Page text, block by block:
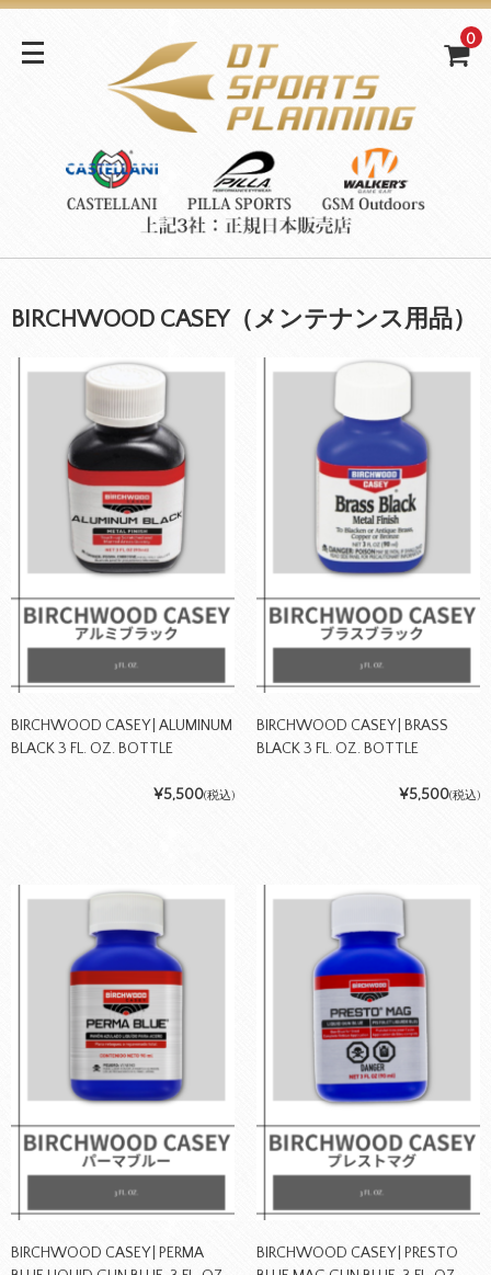
0
BIRCHWOOD CASEY（メンテナンス用品）
BIRCHWOOD CASEY | ALUMINUM
BLACK 3 FL. OZ. BOTTLE
¥5,500(税込)
BIRCHWOOD CASEY | BRASS
BLACK 3 FL. OZ. BOTTLE
¥5,500(税込)
BIRCHWOOD CASEY | PERMA
BIRCHWOOD CASEY | PRESTO